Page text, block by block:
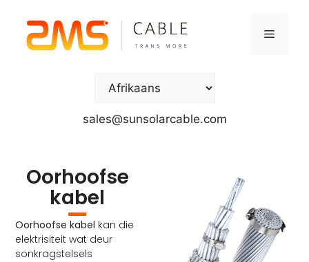
sales@sunsolarcable.com
Oorhoofse
kabel
Oorhoofse kabel kan die
elektrisiteit wat deur
sonkragstelsels